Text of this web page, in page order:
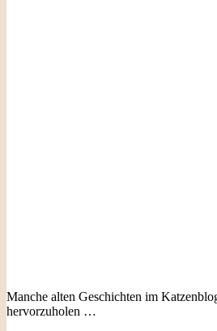
Manche alten Geschichten im
hervorzuholen …